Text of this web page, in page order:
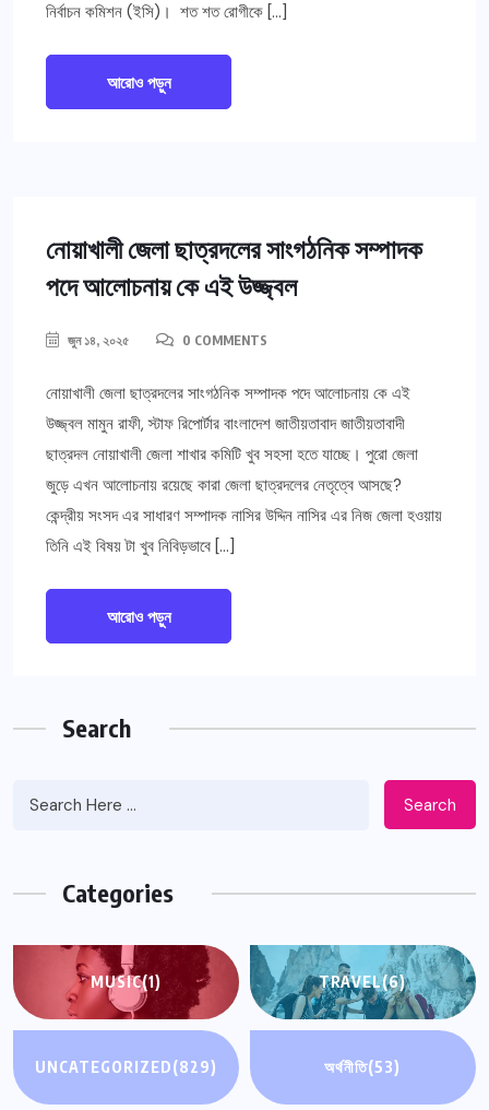
নির্বাচন কমিশন (ইসি)। ‎ ‎শত শত রোগীকে […]
আরোও পড়ুন
নোয়াখালী জেলা ছাত্রদলের সাংগঠনিক সম্পাদক
পদে আলোচনায় কে এই উজ্জ্বল
জুন ১৪, ২০২৫ 0 COMMENTS
নোয়াখালী জেলা ছাত্রদলের সাংগঠনিক সম্পাদক পদে আলোচনায় কে এই
উজ্জ্বল মামুন রাফী, স্টাফ রিপোর্টার বাংলাদেশ জাতীয়তাবাদ জাতীয়তাবাদী
ছাত্রদল নোয়াখালী জেলা শাখার কমিটি খুব সহসা হতে যাচ্ছে। পুরো জেলা
জুড়ে এখন আলোচনায় রয়েছে কারা জেলা ছাত্রদলের নেতৃত্বে আসছে?
কেন্দ্রীয় সংসদ এর সাধারণ সম্পাদক নাসির উদ্দিন নাসির এর নিজ জেলা হওয়ায়
তিনি এই বিষয় টা খুব নিবিড়ভাবে […]
আরোও পড়ুন
Search
Search
Categories
MUSIC(1) TRAVEL(6)
UNCATEGORIZED(829) অর্থনীতি(53)